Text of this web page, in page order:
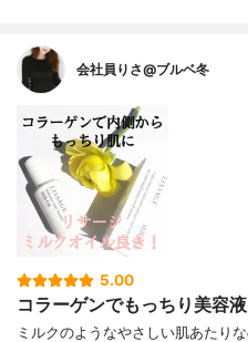
会社員りさ@ブルベ冬
5.00
コラーゲンでもっちり美容液
ミルクのようなやさしい肌あたり